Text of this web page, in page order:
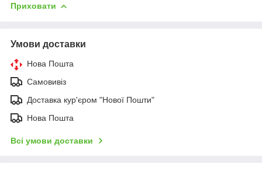
Приховати
Умови доставки
Нова Пошта
Самовивіз
Доставка кур'єром "Нової Пошти"
Нова Пошта
Всі умови доставки